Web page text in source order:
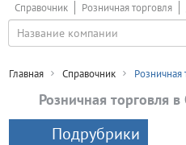
Справочник Розничная торговля
Главная Справочник Розничная
Розничная торговля
Подрубрики